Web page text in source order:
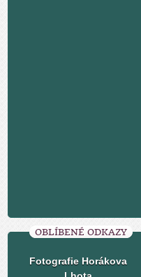
OBLÍBENÉ ODKAZY
Fotografie Horákova